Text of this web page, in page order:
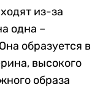
из-за
одна –
образуется в
высокого
образа